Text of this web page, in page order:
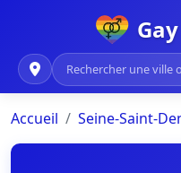
Accueil Seine-Saint-